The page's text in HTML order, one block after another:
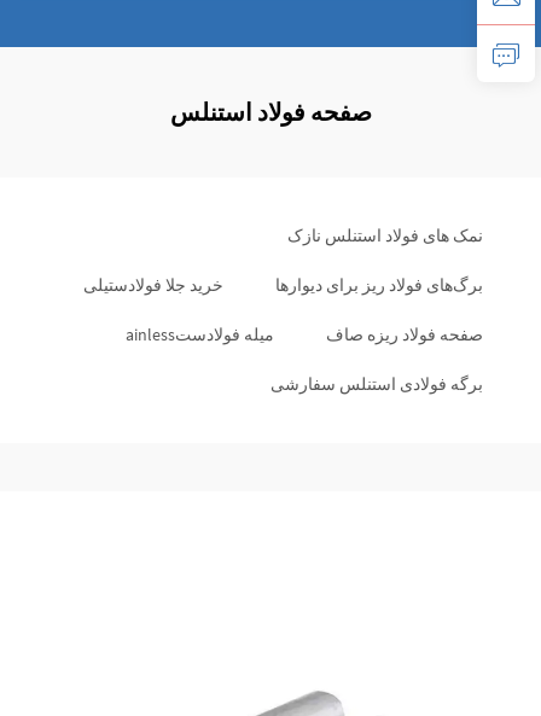
صفحه فولاد استنلس
نمک های فولاد استنلس نازک
برگ‌های فولاد ریز برای دیوارها خرید جلا فولادستیلی
صفحه فولاد ریزه صاف میله فولادستainless
برگه فولادی استنلس سفارشی